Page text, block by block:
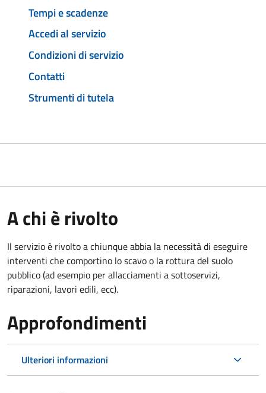
Tempi e scadenze
Accedi al servizio
Condizioni di servizio
Contatti
Strumenti di tutela
A chi è rivolto
Il servizio è rivolto a chiunque abbia la necessità di eseguire
interventi che comportino lo scavo o la rottura del suolo
pubblico (ad esempio per allacciamenti a sottoservizi,
riparazioni, lavori edili, ecc).
Approfondimenti
Ulteriori informazioni